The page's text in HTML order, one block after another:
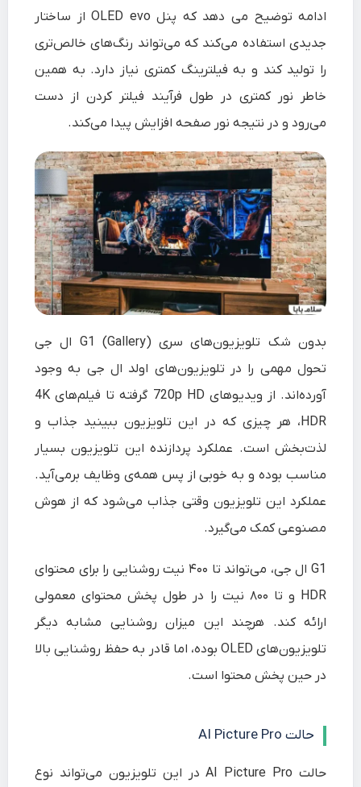
ادامه توضیح می دهد که پنل OLED evo از ساختار
جدیدی استفاده می‌کند که می‌تواند رنگ‌های خالص‌تری
را تولید کند و به فیلترینگ کمتری نیاز دارد. به همین
خاطر نور کمتری در طول فرآیند فیلتر کردن از دست
می‌رود و در نتیجه نور صفحه افزایش پیدا می‌کند.
بدون شک تلویزیون‌های سری G1 (Gallery) ال جی
تحول مهمی را در تلویزیون‌های اولد ال جی به وجود
آورده‌اند. از ویدیوهای 720p HD گرفته تا فیلم‌های 4K
HDR، هر چیزی که در این تلویزیون ببینید جذاب و
لذت‌بخش است. عملکرد پردازنده این تلویزیون بسیار
مناسب بوده و به خوبی از پس همه‌ی وظایف برمی‌آید.
عملکرد این تلویزیون وقتی جذاب می‌شود که از هوش
مصنوعی کمک می‌گیرد.
G1 ال جی، می‌تواند تا ۴۰۰ نیت روشنایی را برای محتوای
HDR و تا ۸۰۰ نیت را در طول پخش محتوای معمولی
ارائه کند. هرچند این میزان روشنایی مشابه دیگر
تلویزیون‌های OLED بوده، اما قادر به حفظ روشنایی بالا
در حین پخش محتوا است.
حالت AI Picture Pro
حالت AI Picture Pro در این تلویزیون می‌تواند نوع